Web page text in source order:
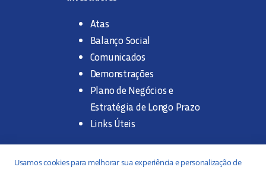
Atas
Balanço Social
Comunicados
Demonstrações
Plano de Negócios e
Estratégia de Longo Prazo
Links Úteis
Trabalhe na SANASA
Usamos cookies para melhorar sua experiência e personalização de